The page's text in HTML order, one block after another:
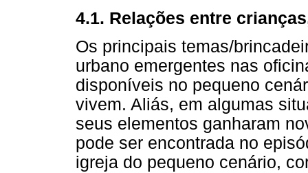
4.1. Relações entre
Os principais temas/
urbano emergentes nas
disponíveis no pequeno
vivem. Aliás, em algumas
seus elementos ganharam
pode ser encontrada no
igreja do pequeno cenário,